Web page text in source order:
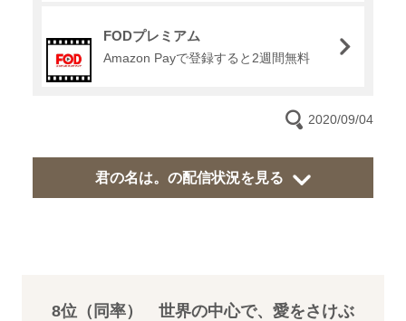
FODプレミアム
Amazon Payで登録すると2週間無料
2020/09/04
君の名は。の配信状況を見る
8位（同率） 世界の中心で、愛をさけぶ